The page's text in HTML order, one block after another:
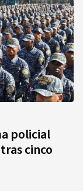
policial
cinco